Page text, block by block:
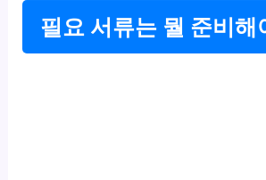
필요 서류는 뭘 준비해